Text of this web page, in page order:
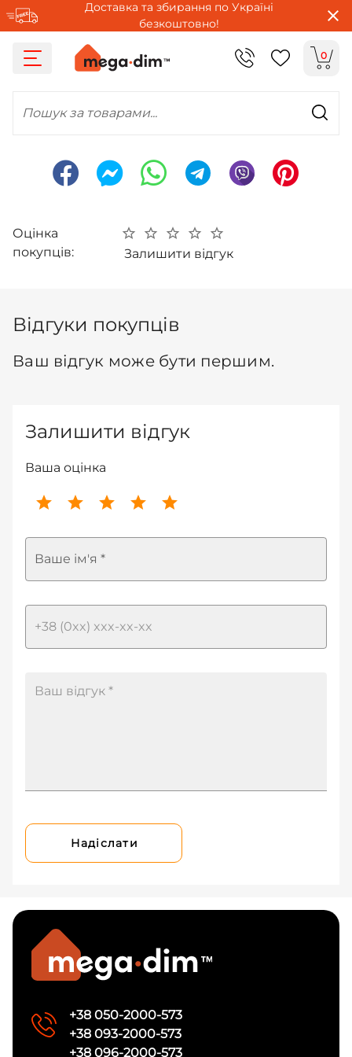
Доставка та збирання по Україні
безкоштовно!
0
Пошук за товарами...
Оцінка
покупців:
Залишити відгук
Відгуки покупців
Ваш відгук може бути першим.
Залишити відгук
Ваша оцінка
Ваше ім'я *
Надіслати
+38 050-2000-573
+38 093-2000-573
+38 096-2000-573